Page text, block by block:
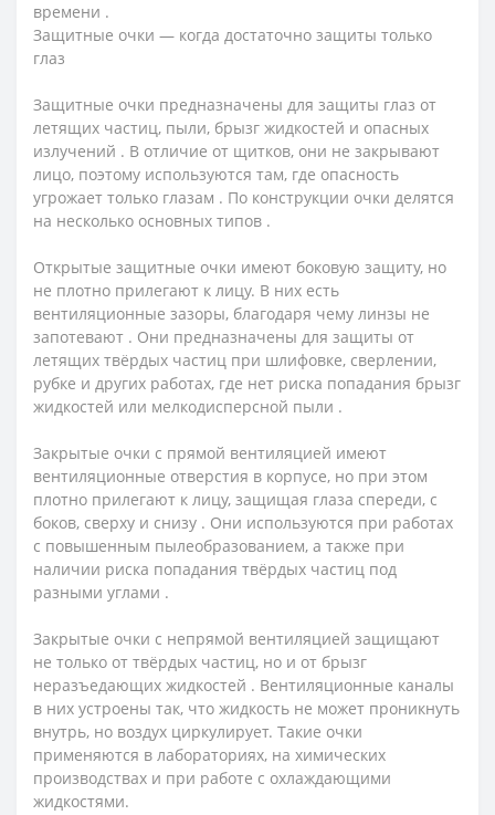
времени .
Защитные очки — когда достаточно защиты только
глаз
Защитные очки предназначены для защиты глаз от
летящих частиц, пыли, брызг жидкостей и опасных
излучений . В отличие от щитков, они не закрывают
лицо, поэтому используются там, где опасность
угрожает только глазам . По конструкции очки делятся
на несколько основных типов .
Открытые защитные очки имеют боковую защиту, но
не плотно прилегают к лицу. В них есть
вентиляционные зазоры, благодаря чему линзы не
запотевают . Они предназначены для защиты от
летящих твёрдых частиц при шлифовке, сверлении,
рубке и других работах, где нет риска попадания брызг
жидкостей или мелкодисперсной пыли .
Закрытые очки с прямой вентиляцией имеют
вентиляционные отверстия в корпусе, но при этом
плотно прилегают к лицу, защищая глаза спереди, с
боков, сверху и снизу . Они используются при работах
с повышенным пылеобразованием, а также при
наличии риска попадания твёрдых частиц под
разными углами .
Закрытые очки с непрямой вентиляцией защищают
не только от твёрдых частиц, но и от брызг
неразъедающих жидкостей . Вентиляционные каналы
в них устроены так, что жидкость не может проникнуть
внутрь, но воздух циркулирует. Такие очки
применяются в лабораториях, на химических
производствах и при работе с охлаждающими
жидкостями.